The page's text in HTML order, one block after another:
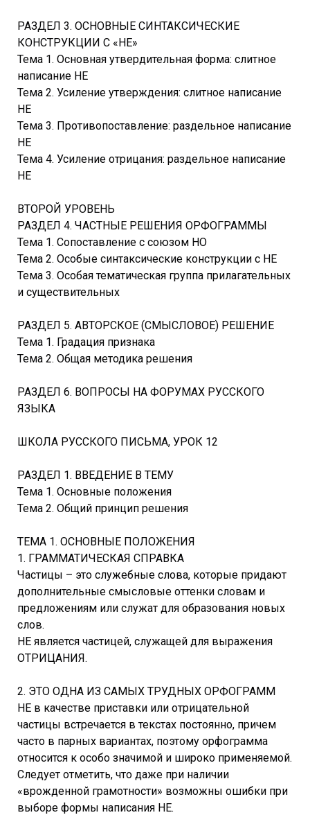
РАЗДЕЛ 3. ОСНОВНЫЕ СИНТАКСИЧЕСКИЕ
КОНСТРУКЦИИ С «НЕ»
Тема 1. Основная утвердительная форма: слитное
написание НЕ
Тема 2. Усиление утверждения: слитное написание
НЕ
Тема 3. Противопоставление: раздельное написание
НЕ
Тема 4. Усиление отрицания: раздельное написание
НЕ
ВТОРОЙ УРОВЕНЬ
РАЗДЕЛ 4. ЧАСТНЫЕ РЕШЕНИЯ ОРФОГРАММЫ
Тема 1. Сопоставление с союзом НО
Тема 2. Особые синтаксические конструкции с НЕ
Тема 3. Особая тематическая группа прилагательных
и существительных
РАЗДЕЛ 5. АВТОРСКОЕ (СМЫСЛОВОЕ) РЕШЕНИЕ
Тема 1. Градация признака
Тема 2. Общая методика решения
РАЗДЕЛ 6. ВОПРОСЫ НА ФОРУМАХ РУССКОГО
ЯЗЫКА
ШКОЛА РУССКОГО ПИСЬМА, УРОК 12
РАЗДЕЛ 1. ВВЕДЕНИЕ В ТЕМУ
Тема 1. Основные положения
Тема 2. Общий принцип решения
ТЕМА 1. ОСНОВНЫЕ ПОЛОЖЕНИЯ
1. ГРАММАТИЧЕСКАЯ СПРАВКА
Частицы – это служебные слова, которые придают
дополнительные смысловые оттенки словам и
предложениям или служат для образования новых
слов.
НЕ является частицей, служащей для выражения
ОТРИЦАНИЯ.
2. ЭТО ОДНА ИЗ САМЫХ ТРУДНЫХ ОРФОГРАММ
НЕ в качестве приставки или отрицательной
частицы встречается в текстах постоянно, причем
часто в парных вариантах, поэтому орфограмма
относится к особо значимой и широко применяемой.
Следует отметить, что даже при наличии
«врожденной грамотности» возможны ошибки при
выборе формы написания НЕ.